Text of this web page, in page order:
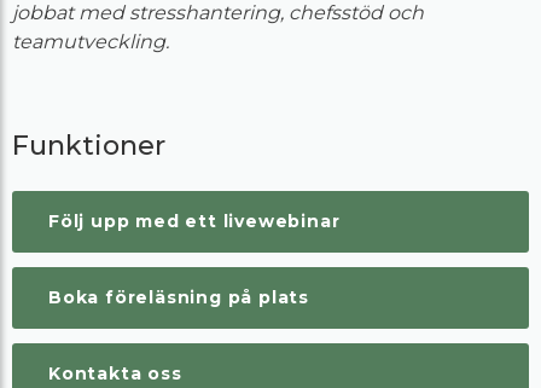
jobbat med stresshantering, chefsstöd och
teamutveckling.
Funktioner
Följ upp med ett livewebinar
Boka föreläsning på plats
Kontakta oss